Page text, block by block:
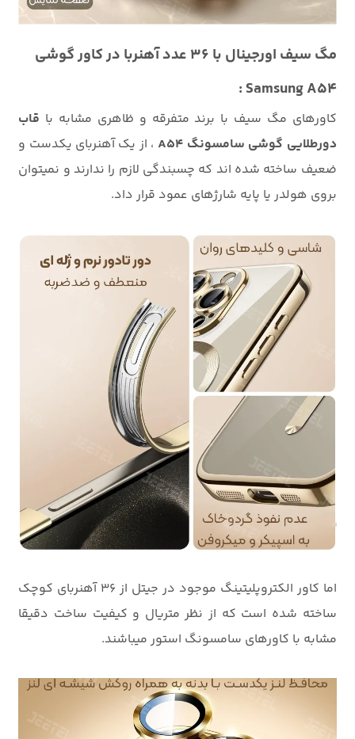
مگ سیف اورجینال با 36 عدد آهنربا در کاور گوشی
Samsung A54 :
کاورهای مگ سیف با برند متفرقه و ظاهری مشابه با قاب
دورطلایی گوشی سامسونگ A54
، از یک آهنربای یکدست و
ضعیف ساخته شده اند که چسبندگی لازم را ندارند و نمیتوان
بروی هولدر یا پایه شارژهای عمود قرار داد.
اما کاور الکتروپلیتینگ موجود در جیتل از 36 آهنربای کوچک
ساخته شده است که از نظر متریال و کیفیت ساخت دقیقا
مشابه با کاورهای سامسونگ استور میباشند.